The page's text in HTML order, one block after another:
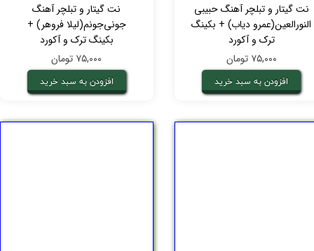
نت گیتار و تبلچر آهنگ حبیبی
النورالعین(عمرو دیاب) + بکینگ
ترک و آکورد
۷۵,۰۰۰ تومان
افزودن به سبد خرید
نت گیتار و تبلچر آهنگ
جونی‌جونم(لیلا فروهر) +
بکینگ ترک و آکورد
۷۵,۰۰۰ تومان
افزودن به سبد خرید